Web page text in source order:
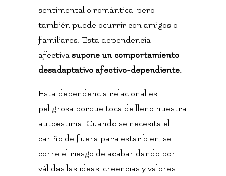
sentimental o romántica, pero
también puede ocurrir con amigos o
familiares. Esta dependencia
afectiva supone un comportamiento
desadaptativo afectivo-dependiente.
Esta dependencia relacional es
peligrosa porque toca de lleno nuestra
autoestima. Cuando se necesita el
cariño de fuera para estar bien, se
corre el riesgo de acabar dando por
válidas las ideas, creencias y valores